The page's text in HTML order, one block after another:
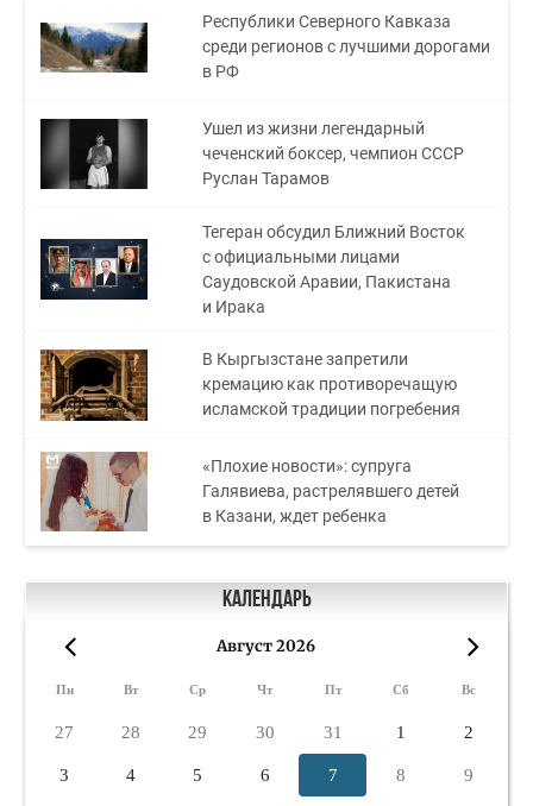
Республики Северного Кавказа
среди регионов с лучшими дорогами
в РФ
Ушел из жизни легендарный
чеченский боксер, чемпион СССР
Руслан Тарамов
Тегеран обсудил Ближний Восток
с официальными лицами
Саудовской Аравии, Пакистана
и Ирака
В Кыргызстане запретили
кремацию как противоречащую
исламской традиции погребения
«Плохие новости»: супруга
Галявиева, растрелявшего детей
в Казани, ждет ребенка
Календарь
Август 2026
Пн Вт Ср Чт Пт Сб Вс
27 28 29 30 31 1 2
3 4 5 6 7 8 9